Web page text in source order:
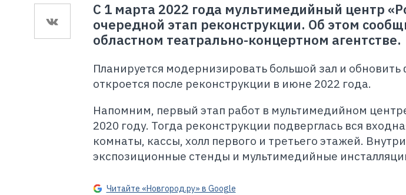
С 1 марта 2022 года мультимедийный центр
очередной этап реконструкции. Об этом
областном театрально-концертном агентстве.
Планируется модернизировать большой зал и
откроется после реконструкции в июне 2022 года.
Напомним, первый этап работ в мультимедийном
2020 году. Тогда реконструкции подверглась вся
комнаты, кассы, холл первого и третьего этажей.
экспозиционные стенды и мультимедийные
Читайте «Новгород.ру» в Google